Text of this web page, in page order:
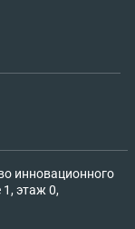
инновационного
этаж 0,